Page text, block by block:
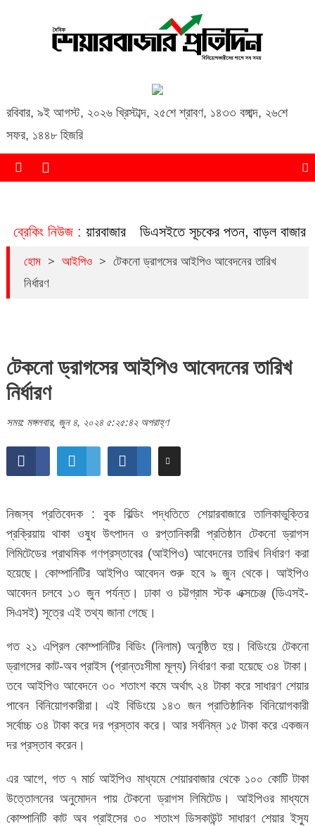
রবিবার, ৯ই আগস্ট, ২০২৬ খ্রিস্টাব্দ, ২৫শে শ্রাবণ, ১৪৩৩ বঙ্গাব্দ, ২৬শে
সফর, ১৪৪৮ হিজরি
ব্রেকিং নিউজ :
পতনে শেয়ারবাজার ডিএসইতে সূচকের পতন, বাড়ল বাজার
হোম > আইপিও > টেকনো ড্রাগসের আইপিও আবেদনের তারিখ
নির্ধারণ
টেকনো ড্রাগসের আইপিও আবেদনের তারিখ
নির্ধারণ
সময়: মঙ্গলবার, জুন ৪, ২০২৪ ৫:২৫:৪২ অপরাহ্ণ
নিজস্ব প্রতিবেদক : বুক বিল্ডিং পদ্ধতিতে শেয়ারবাজারে তালিকাভুক্তির
প্রক্রিয়ায় থাকা ওষুধ উৎপাদন ও রপ্তানিকারী প্রতিষ্ঠান টেকনো ড্রাগস
লিমিটেডের প্রাথমিক গণপ্রস্তাবের (আইপিও) আবেদনের তারিখ নির্ধারণ করা
হয়েছে। কোম্পানিটির আইপিও আবেদন শুরু হবে ৯ জুন থেকে। আইপিও
আবেদন চলবে ১৩ জুন পর্যন্ত। ঢাকা ও চট্টগ্রাম স্টক এক্সচেঞ্জ (ডিএসই-
সিএসই) সূত্রে এই তথ্য জানা গেছে।
গত ২১ এপ্রিল কোম্পানিটির বিডিং (নিলাম) অনুষ্ঠিত হয়। বিডিংয়ে টেকনো
ড্রাগসের কাট-অব প্রাইস (প্রান্তঃসীমা মূল্য) নির্ধারণ করা হয়েছে ৩৪ টাকা।
তবে আইপিও আবেদনে ৩০ শতাংশ কমে অর্থাৎ ২৪ টাকা করে সাধারণ শেয়ার
পাবেন বিনিয়োগকারীরা। এই বিডিংয়ে ১৪৩ জন প্রাতিষ্ঠানিক বিনিয়োগকারী
সর্বোচ্চ ৩৪ টাকা করে দর প্রস্তাব করে। আর সর্বনিম্ন ১৫ টাকা করে একজন
দর প্রস্তাব করেন।
এর আগে, গত ৭ মার্চ আইপিও মাধ্যমে শেয়ারবাজার থেকে ১০০ কোটি টাকা
উত্তোলনের অনুমোদন পায় টেকনো ড্রাগস লিমিটেড। আইপিওর মাধ্যমে
কোম্পানিটি কাট অব প্রাইসের ৩০ শতাংশ ডিসকাউন্ট সাধারণ শেয়ার ইস্যু